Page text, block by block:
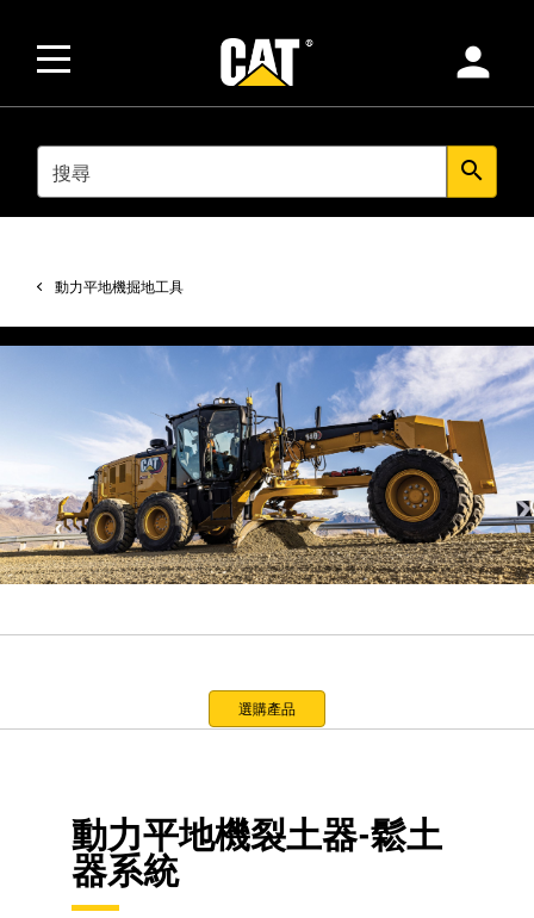
person
SEARCH search
動力平地機掘地工具
選購產品
動力平地機裂土器-鬆土
器系統